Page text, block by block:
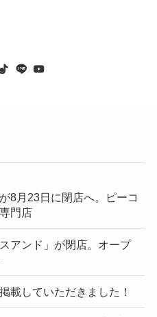
8月23日に閉店へ。ピーコ
門店
アンド」が閉店。オープ
載していただきました！